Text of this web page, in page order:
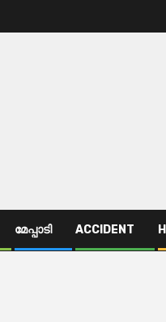
മേപ്പാടി ACCIDENT